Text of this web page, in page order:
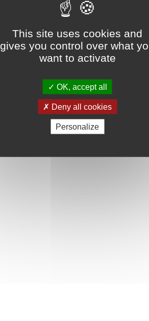
This site uses cookies and
gives you control over what
want to activate
OK, accept all
Deny all cookies
Personalize